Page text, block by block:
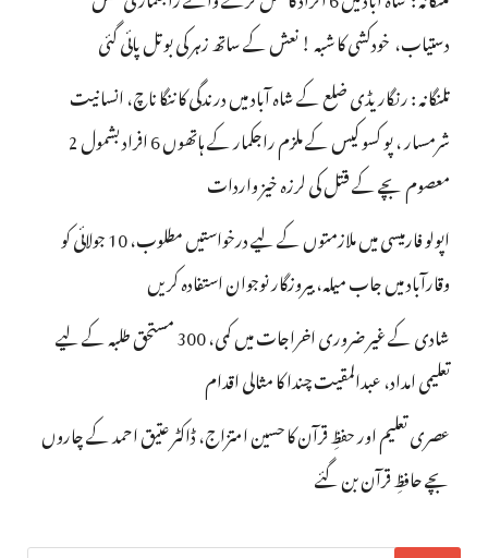
دستیاب، خودکشی کا شبہ ! نعش کے ساتھ زہر کی بوتل پائی گئی
تلنگانہ : رنگاریڈی ضلع کے شاہ آباد میں درندگی کا ننگا ناچ، انسانیت
شرمسار ، پو کسو کیس کے ملزم راجکمار کے ہاتھوں 6 افراد بشمول 2
معصوم بچے کے قتل کی لرزہ خیز واردات
اپولو فارمیسی میں ملازمتوں کے لیے درخواستیں مطلوب، 10 جولائی کو
وقارآباد میں جاب میلہ، بیروزگار نوجوان استفادہ کریں
شادی کے غیر ضروری اخراجات میں کمی، 300 مستحق طلبہ کے لیے
تعلیمی امداد، عبدالمقیت چندا کا مثالی اقدام
عصری تعلیم اور حفظِ قرآن کا حسین امتزاج، ڈاکٹر عتیق احمد کے چاروں
بچے حافظِ قرآن بن گئے